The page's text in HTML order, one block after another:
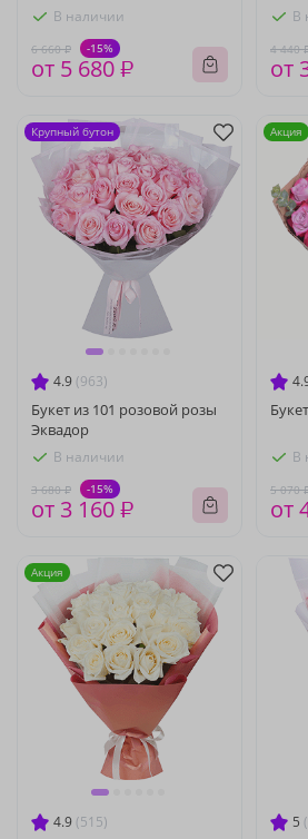
В наличии
6 660 ₽ -15%
от 5 680 ₽
В
4 440
от
4.9 (963)
Букет из 101 розовой розы
Эквадор
В наличии
3 680 ₽ -15%
от 3 160 ₽
Крупный бутон
В
5 070
от
Акция
4.9 (515)
Акция
5